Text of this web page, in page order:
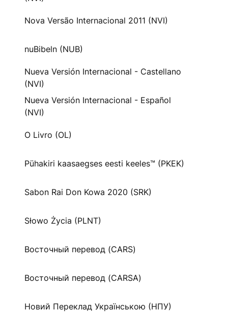
Nova Versão Internacional 2011 (NVI)
nuBibeln (NUB)
Nueva Versión Internacional - Castellano
(NVI)
Nueva Versión Internacional - Español
(NVI)
O Livro (OL)
Pühakiri kaasaegses eesti keeles™ (PKEK)
Sabon Rai Don Kowa 2020 (SRK)
Słowo Życia (PLNT)
Восточный перевод (CARS)
Восточный перевод (CARSA)
Новий Переклад Українською (НПУ)